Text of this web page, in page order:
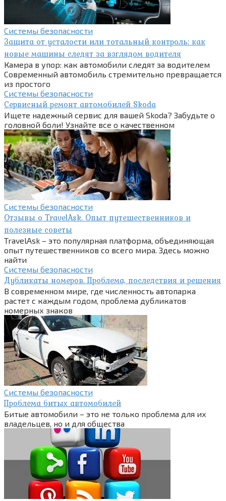
Системы безопасности
Защита от усталости или тотальный контроль: как
новые машины следят за взглядом водителя
Камера в упор: как автомобили следят за водителем
Современный автомобиль стремительно превращается
из простого
Системы безопасности
Сервисный ремонт автомобилей Skoda
Ищете надежный сервис для вашей Skoda? Забудьте о
головной боли! Узнайте все о качественном
Системы безопасности
Отзывы о TravelAsk. Опыт путешественников и
полезные советы
TravelAsk – это популярная платформа, объединяющая
опыт путешественников со всего мира. Здесь можно
найти
Системы безопасности
Дубликаты номеров. Проблема, последствия и решения
В современном мире, где численность автопарка
растет с каждым годом, проблема дубликатов
номерных знаков
Системы безопасности
Проблема битых автомобилей
Битые автомобили – это не только проблема для их
владельцев, но и для общества